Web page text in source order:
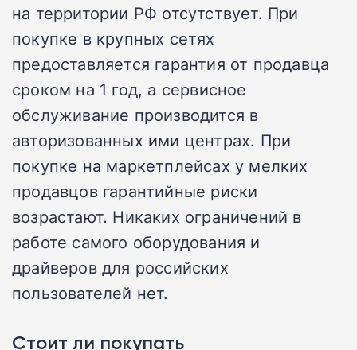
на территории РФ отсутствует. При
покупке в крупных сетях
предоставляется гарантия от продавца
сроком на 1 год, а сервисное
обслуживание производится в
авторизованных ими центрах. При
покупке на маркетплейсах у мелких
продавцов гарантийные риски
возрастают. Никаких ограничений в
работе самого оборудования и
драйверов для российских
пользователей нет.
Стоит ли покупать